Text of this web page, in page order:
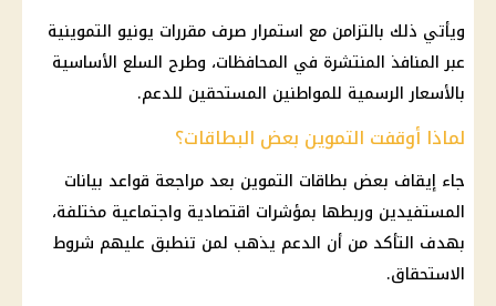
ويأتي ذلك بالتزامن مع استمرار صرف مقررات يونيو التموينية
عبر المنافذ المنتشرة في المحافظات، وطرح السلع الأساسية
بالأسعار الرسمية للمواطنين المستحقين للدعم.
لماذا أوقفت التموين بعض البطاقات؟
جاء إيقاف بعض بطاقات التموين بعد مراجعة قواعد بيانات
المستفيدين وربطها بمؤشرات اقتصادية واجتماعية مختلفة،
بهدف التأكد من أن الدعم يذهب لمن تنطبق عليهم شروط
الاستحقاق.